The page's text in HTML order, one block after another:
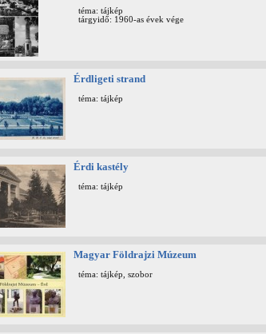
téma: tájkép
tárgyidő: 1960-as évek vége
Érdligeti strand
téma: tájkép
Érdi kastély
téma: tájkép
Magyar Földrajzi Múzeum
téma: tájkép, szobor